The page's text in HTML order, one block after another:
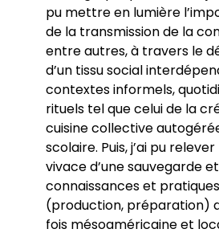
pu mettre en lumière
de la transmission de la
entre autres, à travers le
d’un tissu social
contextes informels,
rituels tel que celui de la
cuisine collective
scolaire. Puis, j’ai pu
vivace d’une sauvegarde
connaissances et
(production, préparation)
fois mésoaméricaine et